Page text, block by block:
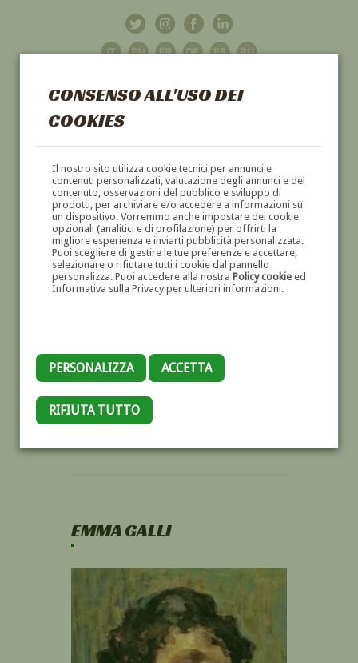
CONSENSO ALL'USO DEI
COOKIES
Il nostro sito utilizza cookie tecnici per annunci e
contenuti personalizzati, valutazione degli annunci e del
contenuto, osservazioni del pubblico e sviluppo di
prodotti, per archiviare e/o accedere a informazioni su
un dispositivo. Vorremmo anche impostare dei cookie
opzionali (analitici e di profilazione) per offrirti la
migliore esperienza e inviarti pubblicità personalizzata.
Puoi scegliere di gestire le tue preferenze e accettare,
selezionare o rifiutare tutti i cookie dal pannello
personalizza. Puoi accedere alla nostra Policy cookieed
Informativa sulla Privacy per ulteriori informazioni.
PERSONALIZZA ACCETTA
RIFIUTA TUTTO
GALLERIAD'ARTE
DIPINTI E SCULTURE '800 E '900
EMMA GALLI